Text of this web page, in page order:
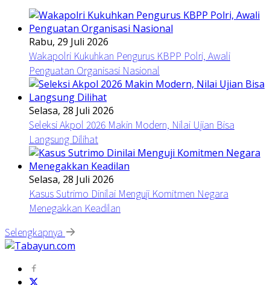
Rabu, 29 Juli 2026
Wakapolri Kukuhkan Pengurus KBPP Polri, Awali
Penguatan Organisasi Nasional
Selasa, 28 Juli 2026
Seleksi Akpol 2026 Makin Modern, Nilai Ujian Bisa
Langsung Dilihat
Selasa, 28 Juli 2026
Kasus Sutrimo Dinilai Menguji Komitmen Negara
Menegakkan Keadilan
Selengkapnya